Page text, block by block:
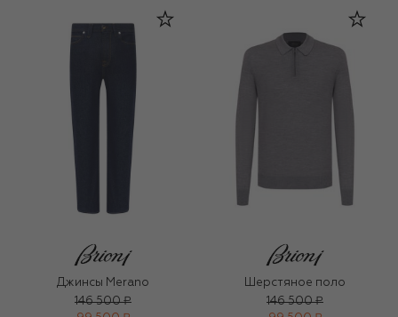
Джинсы Merano
146 500 ₽
Шерстяное поло
146 500 ₽